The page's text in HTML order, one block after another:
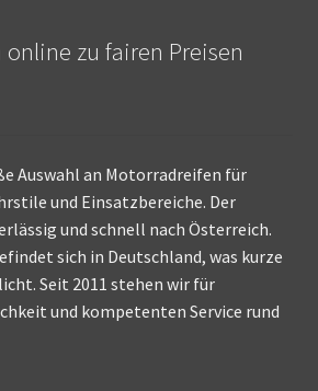
zu fairen Preisen
Auswahl an Motorradreifen für
und Einsatzbereiche. Der
und schnell nach Österreich.
sich in Deutschland, was kurze
Seit 2011 stehen wir für
und kompetenten Service rund